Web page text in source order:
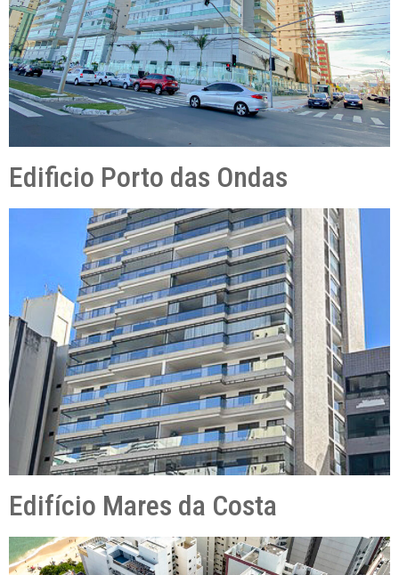
Edificio Porto das Ondas
Edifício Mares da Costa